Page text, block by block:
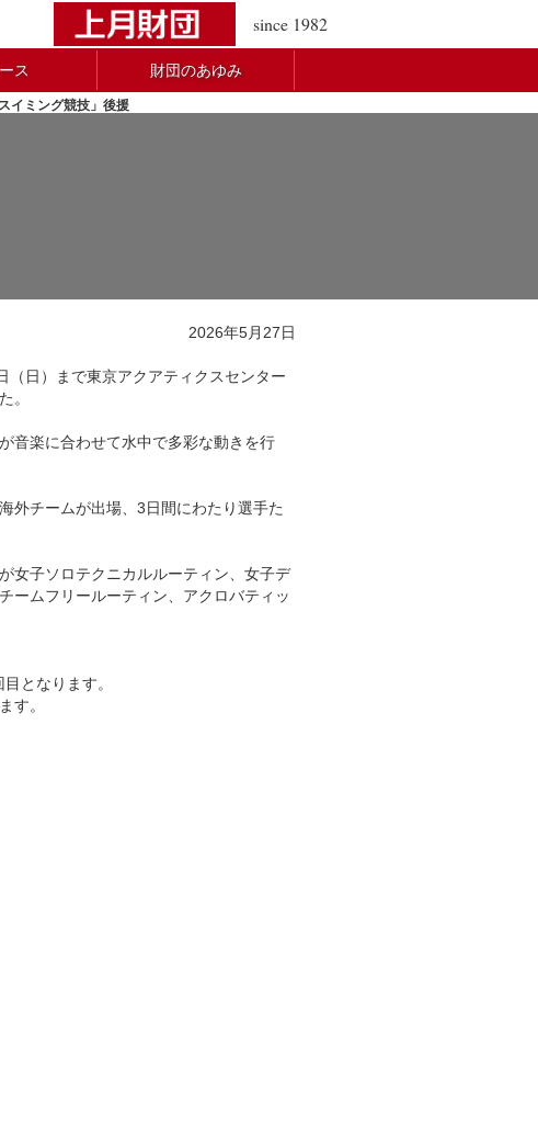
since 1982
ス 財団のあゆみ
イミング競技」後援
2026年5月27日
（日）まで東京アクアティクスセンター
。
音楽に合わせて水中で多彩な動きを行
外チームが出場、3日間にわたり選手た
女子ソロテクニカルルーティン、女子デ
ームフリールーティン、アクロバティッ
となります。
す。